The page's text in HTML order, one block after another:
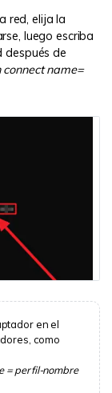
red, elija la
luego escriba
después de
name=
en el
como
= perfil-nombre